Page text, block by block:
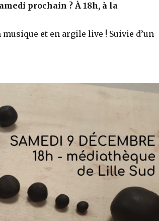
prochain ? À 18h, à la
et en argile live ! Suivie d’un